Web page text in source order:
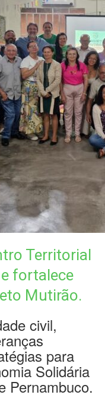
Territorial
fortalece
Mutirão.
civil,
para
Solidária
Pernambuco.